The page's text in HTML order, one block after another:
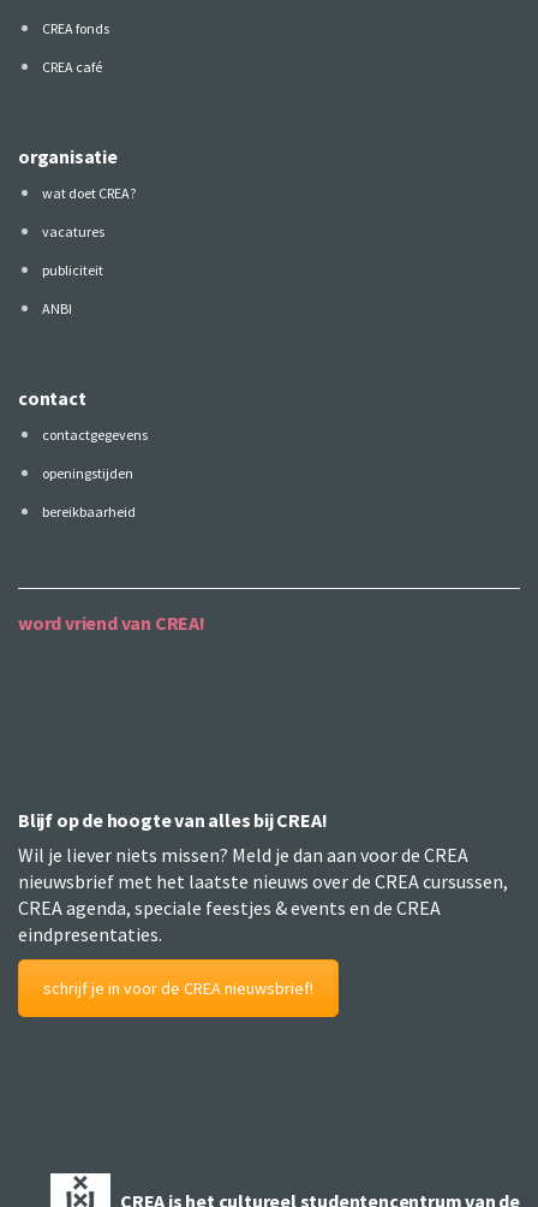
CREA fonds
CREA café
organisatie
wat doet CREA?
vacatures
publiciteit
ANBI
contact
contactgegevens
openingstijden
bereikbaarheid
word vriend van CREA!
Blijf op de hoogte van alles bij CREA!
Wil je liever niets missen? Meld je dan aan voor de CREA
nieuwsbrief met het laatste nieuws over de CREA cursussen,
CREA agenda, speciale feestjes & events en de CREA
eindpresentaties.
schrijf je in voor de CREA nieuwsbrief!
CREA is het cultureel studentencentrum van de